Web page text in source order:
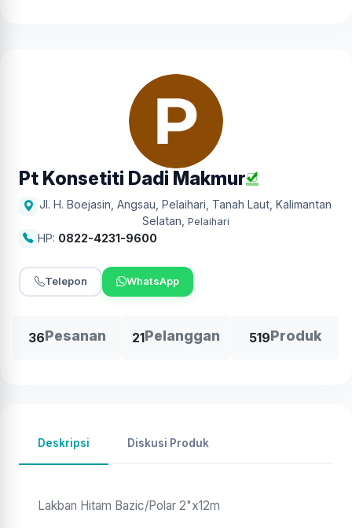
Pt Konsetiti Dadi Makmur
Jl. H. Boejasin, Angsau, Pelaihari, Tanah Laut, Kalimantan
Selatan Pelaihari
HP: 0822-4231-9600
Telepon WhatsApp
36Pesanan 21Pelanggan 519Produk
Deskripsi Diskusi Produk
Lakban Hitam Bazic/Polar 2"x12m